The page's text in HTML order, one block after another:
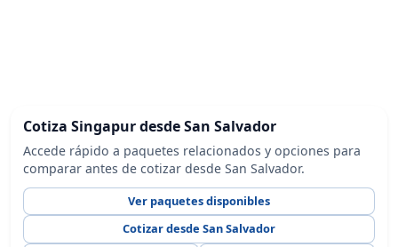
Cotiza Singapur desde San Salvador
Accede rápido a paquetes relacionados y opciones para
comparar antes de cotizar desde San Salvador.
Ver paquetes disponibles
Cotizar desde San Salvador